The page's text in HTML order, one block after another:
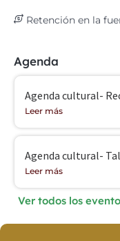
Retención en la
Agenda
Agenda cultural-
Leer más
Agenda cultural-
Leer más
Ver todos los